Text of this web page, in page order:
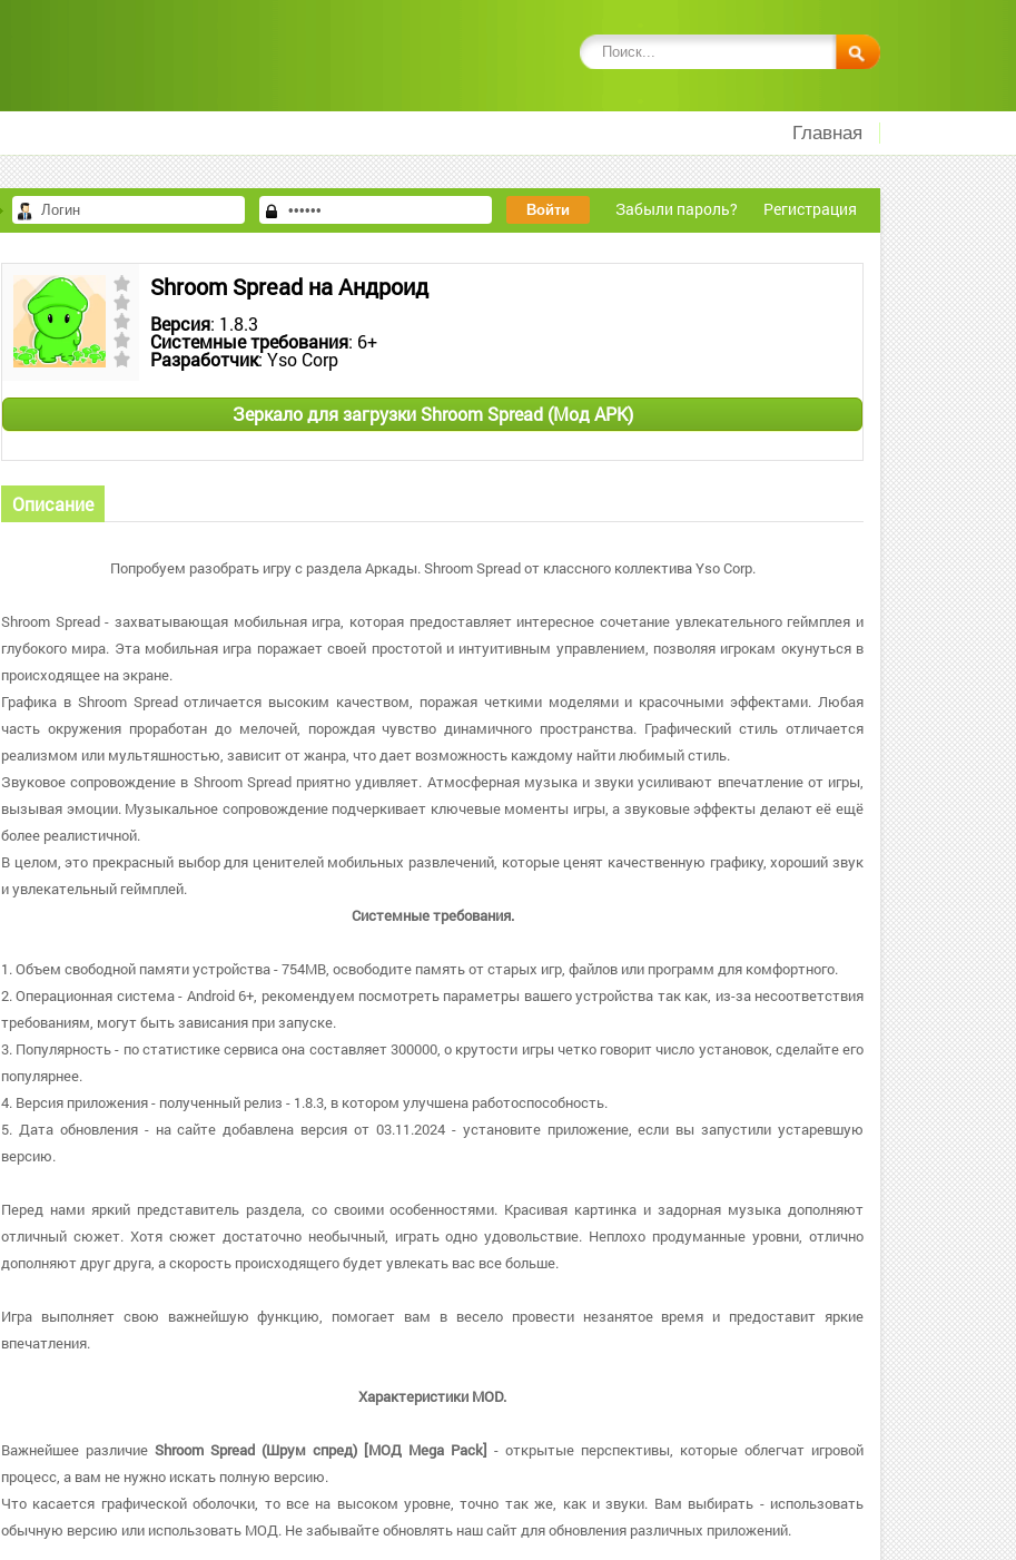
Главная
Забыли пароль? Регистрация
Shroom Spread на Андроид
Версия: 1.8.3
Системные требования: 6+
Разработчик: Yso Corp
Зеркало для загрузки Shroom Spread (Мод APK)
Описание
Попробуем разобрать игру с раздела Аркады. Shroom Spread от классного коллектива Yso Corp.
Shroom Spread - захватывающая мобильная игра, которая предоставляет интересное сочетание увлекательного геймплея и
глубокого мира. Эта мобильная игра поражает своей простотой и интуитивным управлением, позволяя игрокам окунуться в
происходящее на экране.
Графика в Shroom Spread отличается высоким качеством, поражая четкими моделями и красочными эффектами. Любая
часть окружения проработан до мелочей, порождая чувство динамичного пространства. Графический стиль отличается
реализмом или мультяшностью, зависит от жанра, что дает возможность каждому найти любимый стиль.
Звуковое сопровождение в Shroom Spread приятно удивляет. Атмосферная музыка и звуки усиливают впечатление от игры,
вызывая эмоции. Музыкальное сопровождение подчеркивает ключевые моменты игры, а звуковые эффекты делают её ещё
более реалистичной.
В целом, это прекрасный выбор для ценителей мобильных развлечений, которые ценят качественную графику, хороший звук
и увлекательный геймплей.
Системные требования.
1. Объем свободной памяти устройства - 754MB, освободите память от старых игр, файлов или программ для комфортного.
2. Операционная система - Android 6+, рекомендуем посмотреть параметры вашего устройства так как, из-за несоответствия
требованиям, могут быть зависания при запуске.
3. Популярность - по статистике сервиса она составляет 300000, о крутости игры четко говорит число установок, сделайте его
популярнее.
4. Версия приложения - полученный релиз - 1.8.3, в котором улучшена работоспособность.
5. Дата обновления - на сайте добавлена версия от 03.11.2024 - установите приложение, если вы запустили устаревшую
версию.
Перед нами яркий представитель раздела, со своими особенностями. Красивая картинка и задорная музыка дополняют
отличный сюжет. Хотя сюжет достаточно необычный, играть одно удовольствие. Неплохо продуманные уровни, отлично
дополняют друг друга, а скорость происходящего будет увлекать вас все больше.
Игра выполняет свою важнейшую функцию, помогает вам в весело провести незанятое время и предоставит яркие
впечатления.
Характеристики MOD.
Важнейшее различие Shroom Spread (Шрум спред) [МОД Mega Pack] - открытые перспективы, которые облегчат игровой
процесс, а вам не нужно искать полную версию.
Что касается графической оболочки, то все на высоком уровне, точно так же, как и звуки. Вам выбирать - использовать
обычную версию или использовать МОД. Не забывайте обновлять наш сайт для обновления различных приложений.